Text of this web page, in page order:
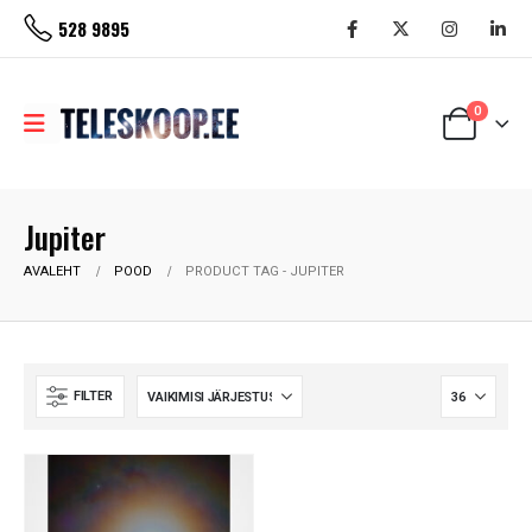
528 9895
0
Jupiter
AVALEHT POOD PRODUCT TAG - JUPITER
FILTER